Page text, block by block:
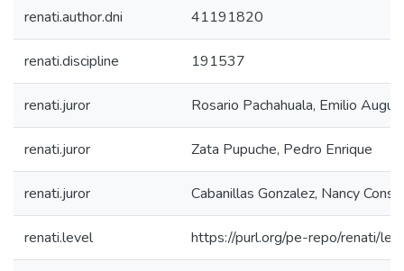
renati.author.dni 41191820
renati.discipline 191537
renati.juror Rosario Pachahuala, Emilio
renati.juror Zata Pupuche, Pedro Enrique
renati.juror Cabanillas Gonzalez, Nancy
renati.level https://purl.org/pe-repo/renati/